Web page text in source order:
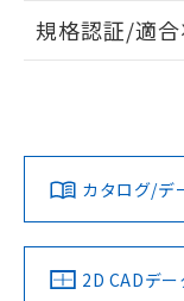
端子配置
ダウンロードデー
みください。
ソフトウェアの使用
EU RoHS 注意
対応済み
中国 RoHS 注意
規格認証/適
LR型式承認
（イギリス
船舶規格）
カタログ/デ
2D CADデー